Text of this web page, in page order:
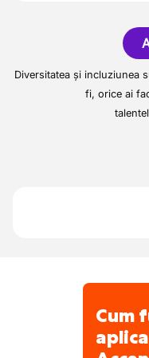
rezultate
mult de 15 ani
valoare
Calitatea,
centrale aici!
Diversitatea și incluziunea
fi, orice ai
Cum